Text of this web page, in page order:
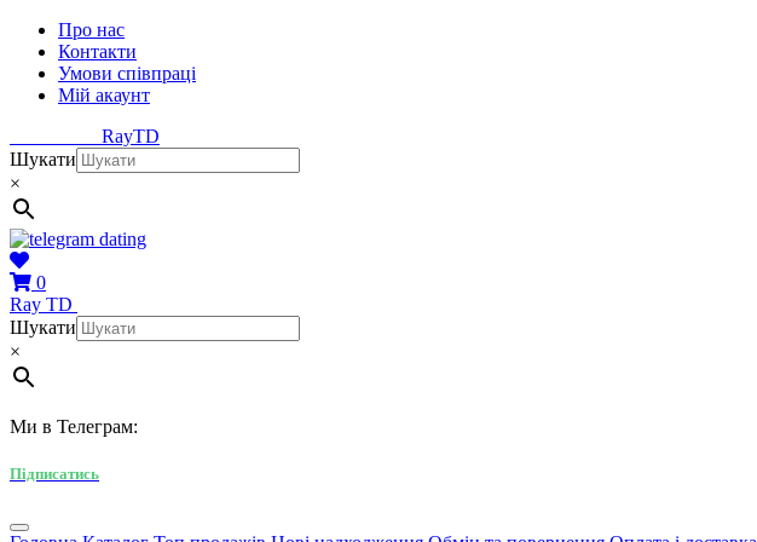
Про нас
Контакти
Умови співпраці
Мій акаунт
RayTD
Шукати
×
0
Ray TD
Шукати
×
Ми в Телеграм:
Підписатись